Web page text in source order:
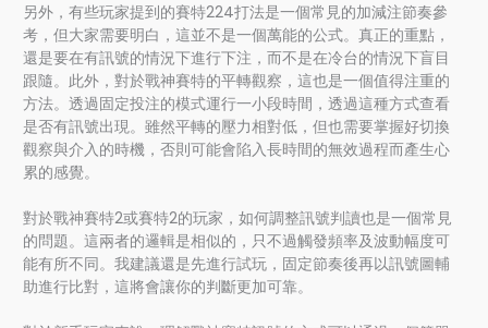
另外，有些玩家提到的賽特224打法是一個常見的加減注節奏參
考，但大家需要明白，這並不是一個萬能的公式。真正的重點，
還是要在有訊號的情況下進行下注，而不是在冷台的情況下盲目
跟隨。此外，對於戰神賽特的平轉觀察，這也是一個值得注重的
方法。透過固定投注的模式運行一小段時間，透過這種方式查看
是否有訊號出現。雖然平轉的壓力相對低，但也需要掌握好切換
觀察與介入的時機，否則可能會陷入長時間的無效過程而產生心
累的感覺。
對於戰神賽特2或賽特2的玩家，如何調整訊號判讀也是一個常見
的問題。這兩者的邏輯是相似的，只不過觸發頻率及波動幅度可
能有所不同。我建議還是先進行試玩，固定節奏後再以訊號圖輔
助進行比對，這將會讓你的判斷更加可靠。